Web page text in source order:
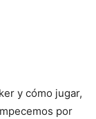
y cómo jugar,
por